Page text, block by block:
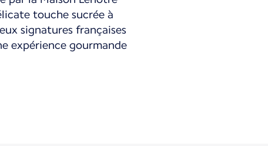
touche sucrée à
signatures françaises
expérience gourmande